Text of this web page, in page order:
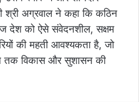
श्री अग्रवाल ने कहा कि कठिन
देश को ऐसे संवेदनशील, सक्षम
की महती आवश्यकता है, जो
तक विकास और सुशासन की